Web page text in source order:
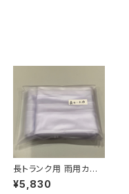
長トランク用 雨用カバ
ー
¥5,830